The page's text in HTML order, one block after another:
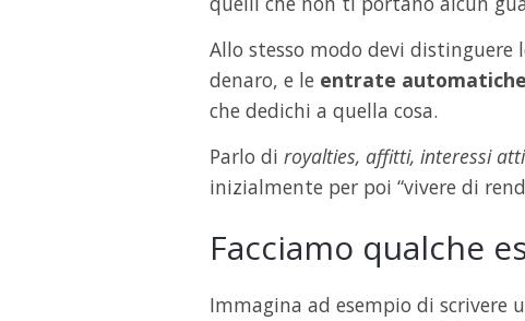
Allo stesso modo devi distinguere
denaro, e le entrate automatiche
che dedichi a quella cosa.
Parlo di royalties, affitti, interessi
inizialmente per poi “vivere di
Facciamo qualche
Immagina ad esempio di scrivere